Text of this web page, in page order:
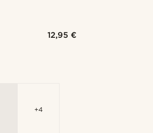
12,95 €
+4